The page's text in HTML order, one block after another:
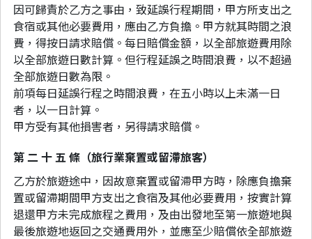
因可歸責於乙方之事由，致延誤行程期間，甲方所支出之
食宿或其他必要費用，應由乙方負擔。甲方就其時間之浪
費，得按日請求賠償。每日賠償金額，以全部旅遊費用除
以全部旅遊日數計算。但行程延誤之時間浪費，以不超過
全部旅遊日數為限。
前項每日延誤行程之時間浪費，在五小時以上未滿一日
者，以一日計算。
甲方受有其他損害者，另得請求賠償。
第 二 十 五 條（旅行業棄置或留滯旅客）
乙方於旅遊途中，因故意棄置或留滯甲方時，除應負擔棄
置或留滯期間甲方支出之食宿及其他必要費用，按實計算
退還甲方未完成旅程之費用，及由出發地至第一旅遊地與
最後旅遊地返回之交通費用外，並應至少賠償依全部旅遊